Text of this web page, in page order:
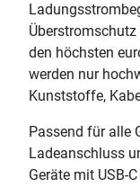
den höchsten
werden nur
Kunststoffe,
Passend für alle
Ladeanschluss
Geräte mit USB-